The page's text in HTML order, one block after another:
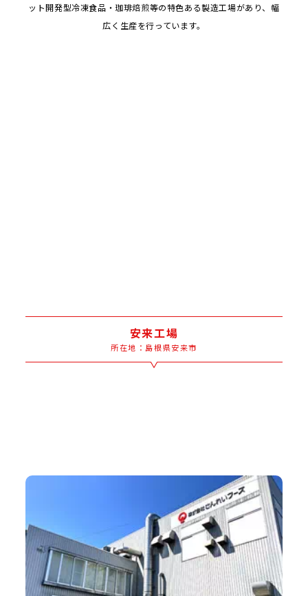
ット開発型冷凍食品・珈琲焙煎等の特色ある製造工場があり、幅
広く生産を行っています。
安来工場
所在地：島根県安来市